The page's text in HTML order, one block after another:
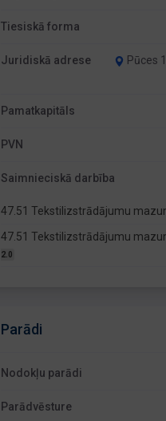
Tiesiskā forma
Juridiskā adrese
Pūces
Pamatkapitāls
PVN
Saimnieciskā darbība
47.51 Tekstilizstrādājumu
47.51 Tekstilizstrādājumu
2.0
Parādi
Nodokļu parādi
Parādvēsture